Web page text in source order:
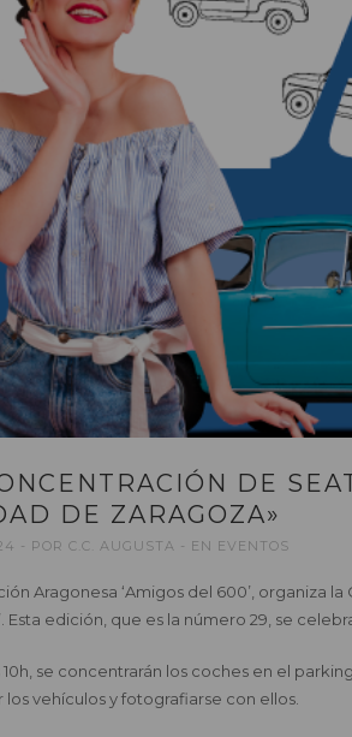
DE
DE ZARAGOZA»
POR C.C. AUGUSTA EN EVENTOS
Aragonesa ‘Amigos del 600’, organiza
Esta edición, que es la número 29, se
10h, se concentrarán los coches en el
los vehículos y fotografiarse con ellos.